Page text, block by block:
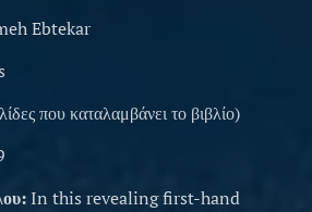
Ebtekar
που καταλαμβάνει το βιβλίο)
In this revealing first-hand